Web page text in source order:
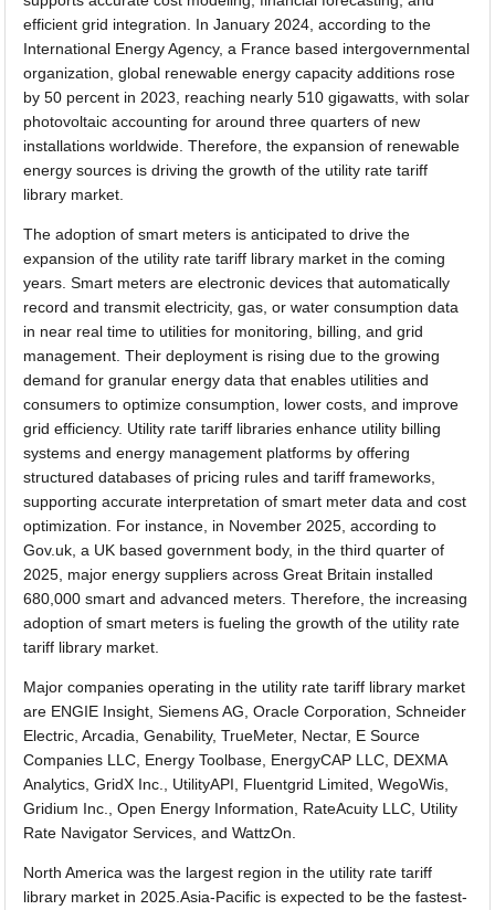
efficient grid integration. In January 2024, according to the
International Energy Agency, a France based intergovernmental
organization, global renewable energy capacity additions rose
by 50 percent in 2023, reaching nearly 510 gigawatts, with solar
photovoltaic accounting for around three quarters of new
installations worldwide. Therefore, the expansion of renewable
energy sources is driving the growth of the utility rate tariff
library market.
The adoption of smart meters is anticipated to drive the
expansion of the utility rate tariff library market in the coming
years. Smart meters are electronic devices that automatically
record and transmit electricity, gas, or water consumption data
in near real time to utilities for monitoring, billing, and grid
management. Their deployment is rising due to the growing
demand for granular energy data that enables utilities and
consumers to optimize consumption, lower costs, and improve
grid efficiency. Utility rate tariff libraries enhance utility billing
systems and energy management platforms by offering
structured databases of pricing rules and tariff frameworks,
supporting accurate interpretation of smart meter data and cost
optimization. For instance, in November 2025, according to
Gov.uk, a UK based government body, in the third quarter of
2025, major energy suppliers across Great Britain installed
680,000 smart and advanced meters. Therefore, the increasing
adoption of smart meters is fueling the growth of the utility rate
tariff library market.
Major companies operating in the utility rate tariff library market
are ENGIE Insight, Siemens AG, Oracle Corporation, Schneider
Electric, Arcadia, Genability, TrueMeter, Nectar, E Source
Companies LLC, Energy Toolbase, EnergyCAP LLC, DEXMA
Analytics, GridX Inc., UtilityAPI, Fluentgrid Limited, WegoWis,
Gridium Inc., Open Energy Information, RateAcuity LLC, Utility
Rate Navigator Services, and WattzOn.
North America was the largest region in the utility rate tariff
library market in 2025.Asia-Pacific is expected to be the fastest-